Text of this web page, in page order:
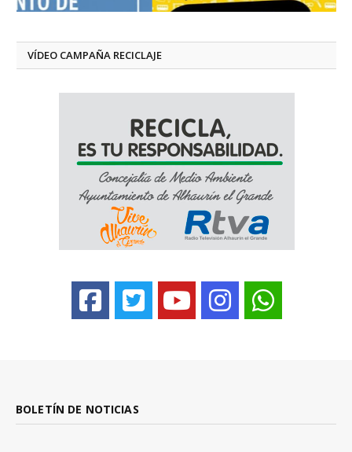
VÍDEO CAMPAÑA RECICLAJE
BOLETÍN DE NOTICIAS